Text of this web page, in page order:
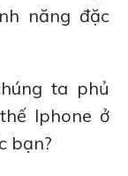
năng đặc
ta phủ
Iphone ở
bạn?